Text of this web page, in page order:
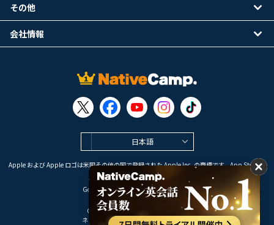
日本語
Apple および Apple ロゴは米国その他の国で登録された Apple Inc. の商標です。App Store は
Apple Inc. のサービスマークです。
Google Play は Google LLC の商標です。
Copyright © 2026 オンライン英会話
ネイティブキャンプ All Rights Reserved.
その他
会社情報